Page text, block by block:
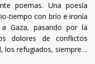
poemas. Una poesía
tiempo con brío e ironía
Gaza, pasando por la
dolores de conflictos
los refugiados, siempre…